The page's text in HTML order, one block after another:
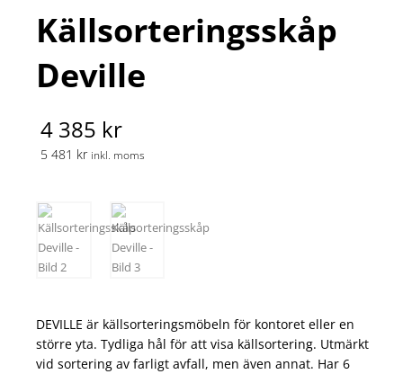
Källsorteringsskåp
Deville
4 385 kr
5 481 kr inkl. moms
DEVILLE är källsorteringsmöbeln för kontoret eller en
större yta. Tydliga hål för att visa källsortering. Utmärkt
vid sortering av farligt avfall, men även annat. Har 6